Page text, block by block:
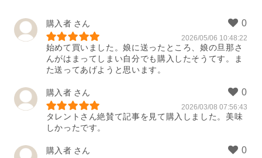
購入者
2026/05/06 10:48:22
始めて買いました。娘に送ったところ、娘の旦那さ
んがはまってしまい自分でも購入したそうてす。ま
た送ってあげようと思います。
購入者
2026/03/08 07:56:43
タレントさん絶賛て記事を見て購入しました。美味
しかったです。
購入者